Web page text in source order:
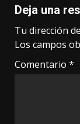
Deja una
Tu dirección
Los campos
Comentario *